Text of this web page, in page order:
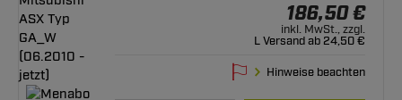
186,50 €
inkl. MwSt., zzgl.
L Versand ab 24,50 €
Hinweise beachten